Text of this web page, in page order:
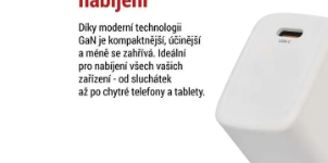
hvězdiček.